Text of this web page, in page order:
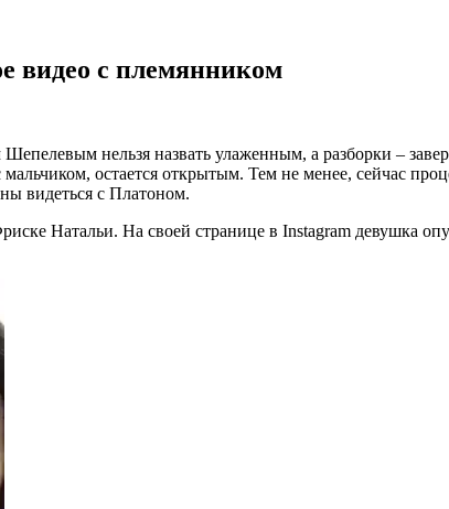
видео с племянником
нельзя назвать улаженным, а разборки –
остается открытым. Тем не менее, сейчас
видеться с Платоном.
Натальи. На своей странице в Instagram девушка